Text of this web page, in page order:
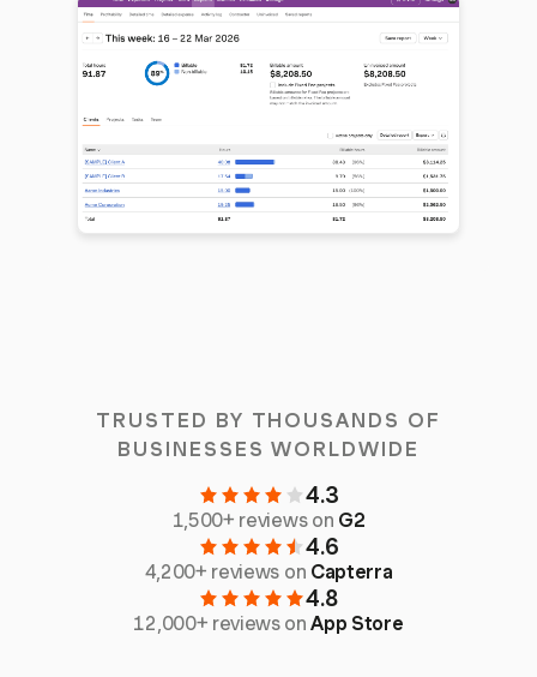
TRUSTED BY THOUSANDS OF
BUSINESSES WORLDWIDE
4.3
1,500+ reviews on G2
4.6
4,200+ reviews on Capterra
4.8
12,000+ reviews onApp Store